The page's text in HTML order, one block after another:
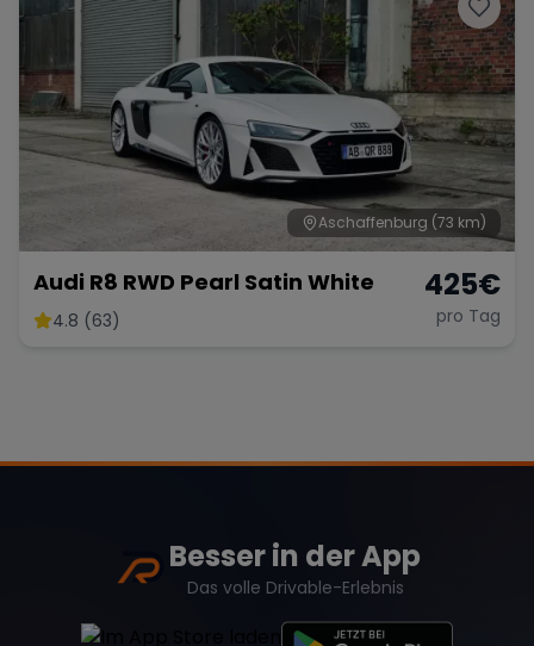
Aschaffenburg (73 km)
Audi R8 RWD Pearl Satin White
4.8 (63)
425€
pro Tag
Besser in der App
Das volle Drivable-Erlebnis